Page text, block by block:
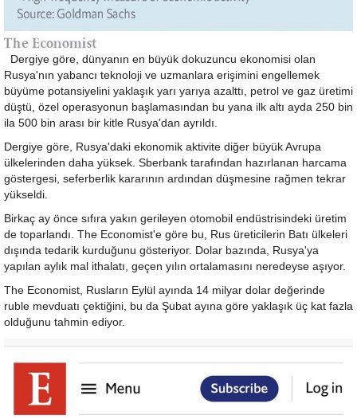
Dergiye göre, dünyanın en büyük dokuzuncu ekonomisi olan
Rusya'nın yabancı teknoloji ve uzmanlara erişimini engellemek
büyüme potansiyelini yaklaşık yarı yarıya azalttı, petrol ve gaz üretimi
düştü, özel operasyonun başlamasından bu yana ilk altı ayda 250 bin
ila 500 bin arası bir kitle Rusya'dan ayrıldı.
Dergiye göre, Rusya'daki ekonomik aktivite diğer büyük Avrupa
ülkelerinden daha yüksek. Sberbank tarafından hazırlanan harcama
göstergesi, seferberlik kararının ardından düşmesine rağmen tekrar
yükseldi.
Birkaç ay önce sıfıra yakın gerileyen otomobil endüstrisindeki üretim
de toparlandı. The Economist'e göre bu, Rus üreticilerin Batı ülkeleri
dışında tedarik kurduğunu gösteriyor. Dolar bazında, Rusya'ya
yapılan aylık mal ithalatı, geçen yılın ortalamasını neredeyse aşıyor.
The Economist, Rusların Eylül ayında 14 milyar dolar değerinde
ruble mevduatı çektiğini, bu da Şubat ayına göre yaklaşık üç kat fazla
olduğunu tahmin ediyor.